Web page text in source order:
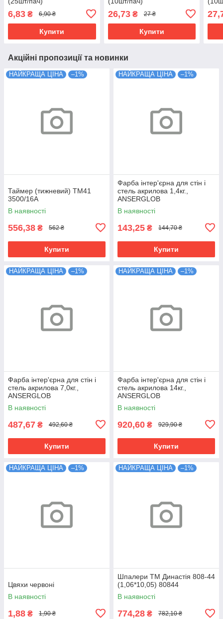
6,83 ₴ 6,90 ₴
Купити
26,73₴ 27 ₴
Купити
Акційні пропозиції та новинки
НАЙКРАЩА ЦІНА –1%
Таймер (тижневий) ТМ41
3500/16А
В наявності
556,38 ₴ 562 ₴
Купити
НАЙКРАЩА ЦІНА –1%
Фарба інтер'єрна для стін і
стель акрилова 1,4кг.,
ANSERGLOB
В наявності
143,25 ₴ 144,70 ₴
Купити
НАЙКРАЩА ЦІНА –1%
Фарба інтер'єрна для стін і
стель акрилова 7,0кг.,
ANSERGLOB
В наявності
487,67 ₴ 492,60 ₴
Купити
НАЙКРАЩА ЦІНА –1%
Фарба інтер'єрна для стін і
стель акрилова 14кг.,
ANSERGLOB
В наявності
920,60 ₴ 929,90 ₴
Купити
НАЙКРАЩА ЦІНА –1%
Цвяхи червоні
В наявності
1,88 ₴ 1,90 ₴
НАЙКРАЩА ЦІНА –1%
Шпалери ТМ Династія 808-44
(1,06*10,05) 80844
В наявності
774,28 ₴ 782,10 ₴